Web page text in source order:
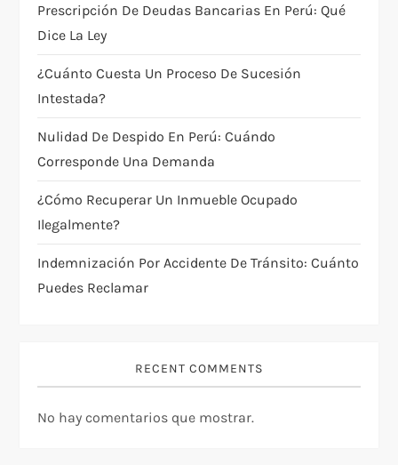
n
d
e
e
n
t
r
a
Prescripción De Deudas Bancarias En Perú: Qué
Dice La Ley
¿Cuánto Cuesta Un Proceso De Sucesión
Intestada?
Nulidad De Despido En Perú: Cuándo
Corresponde Una Demanda
¿Cómo Recuperar Un Inmueble Ocupado
Ilegalmente?
Indemnización Por Accidente De Tránsito: Cuánto
Puedes Reclamar
RECENT COMMENTS
No hay comentarios que mostrar.